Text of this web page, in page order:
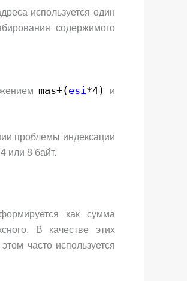
используется один
содержимого
mas+(esi *4)
и
проблемы индексации
или 8 байт.
как сумма
В качестве этих
часто используется